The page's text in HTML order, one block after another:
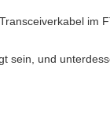
im
sein, und